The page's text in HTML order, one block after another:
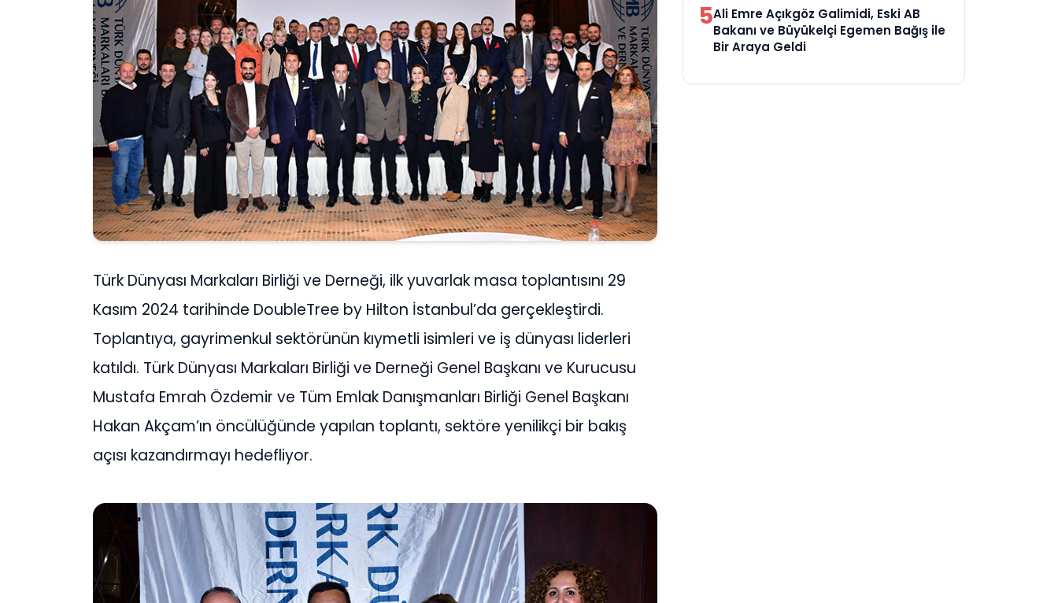
Türk Dünyası Markaları Birliği ve Derneği, ilk yuvarlak masa toplantısını 29
Kasım 2024 tarihinde DoubleTree by Hilton İstanbul’da gerçekleştirdi.
Toplantıya, gayrimenkul sektörünün kıymetli isimleri ve iş dünyası liderleri
katıldı. Türk Dünyası Markaları Birliği ve Derneği Genel Başkanı ve Kurucusu
Mustafa Emrah Özdemir ve Tüm Emlak Danışmanları Birliği Genel Başkanı
Hakan Akçam’ın öncülüğünde yapılan toplantı, sektöre yenilikçi bir bakış
açısı kazandırmayı hedefliyor.
5Ali Emre Açıkgöz Galimidi, Eski AB
Bakanı ve Büyükelçi Egemen Bağış ile
Bir Araya Geldi